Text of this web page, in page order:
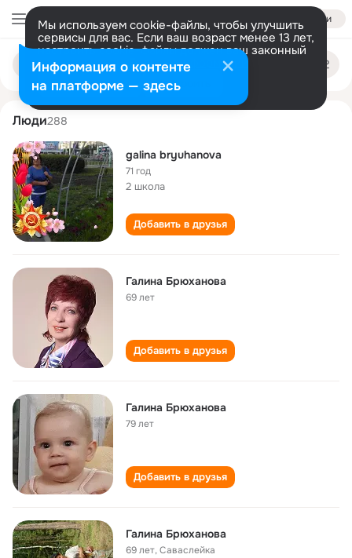
Войти
Мы используем cookie-файлы, чтобы улучшить
сервисы для вас. Если ваш возраст менее 13 лет,
настроить cookie-файлы должен ваш законный
представитель. Больше информации
Разрешить все Настроить
Поиск
людям
galina bryukhanova
Люди288
galina bryuhanova
71 год
2 школа
Добавить в друзья
Галина Брюханова
69 лет
Добавить в друзья
Галина Брюханова
79 лет
Добавить в друзья
Галина Брюханова
69 лет,Саваслейка
Информация о контенте
на платформе — здесь